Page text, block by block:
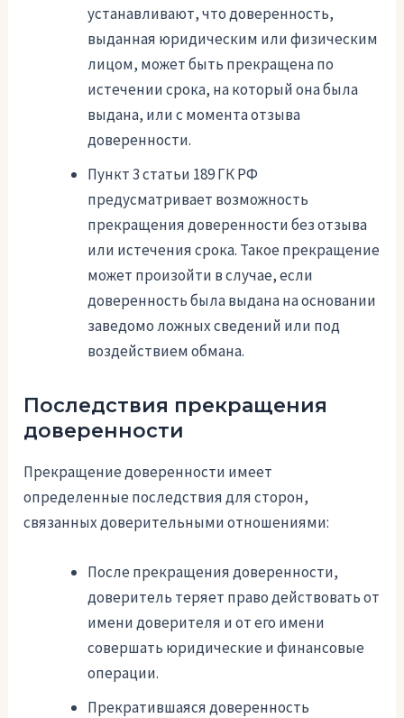
устанавливают, что доверенность,
выданная юридическим или физическим
лицом, может быть прекращена по
истечении срока, на который она была
выдана, или с момента отзыва
доверенности.
Пункт 3 статьи 189 ГК РФ
предусматривает возможность
прекращения доверенности без отзыва
или истечения срока. Такое прекращение
может произойти в случае, если
доверенность была выдана на основании
заведомо ложных сведений или под
воздействием обмана.
Последствия прекращения
доверенности
Прекращение доверенности имеет
определенные последствия для сторон,
связанных доверительными отношениями:
После прекращения доверенности,
доверитель теряет право действовать от
имени доверителя и от его имени
совершать юридические и финансовые
операции.
Прекратившаяся доверенность